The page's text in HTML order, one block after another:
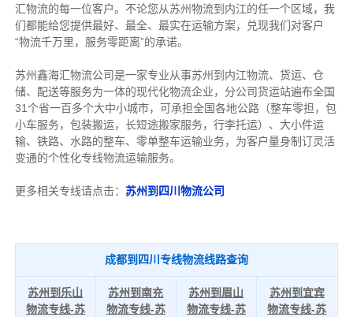
汇物流的每一位客户。不论您从苏州物流到内江的任一个区域，我
们都能给您提供最好、最全、最实在运输方案，兑现我们对客户
“物流千万里，服务零距离”的承诺。
苏州鑫海汇物流公司是一家专业从事苏州到内江物流、货运、仓
储、配送等服务为一体的现代化物流企业，分公司货运站遍布全国
31个省一百多个大中小城市，可承担全国各地公路（整车零担，包
小车服务，包装搬运，长短途搬家服务，行李托运）、大小件运
输、铁路、水路的整车、零单整车运输业务，为客户量身制订灵活
变通的个性化专线物流运输服务。
更多相关专线请点击： 苏州到四川物流公司
成都到四川专线物流线路查询
苏州到乐山
物流专线-苏
苏州到南充
物流专线-苏
苏州到眉山
物流专线-苏
苏州到宜宾
物流专线-苏